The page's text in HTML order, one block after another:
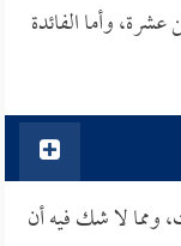
وأما الفائدة
ومما لا شك فيه أن